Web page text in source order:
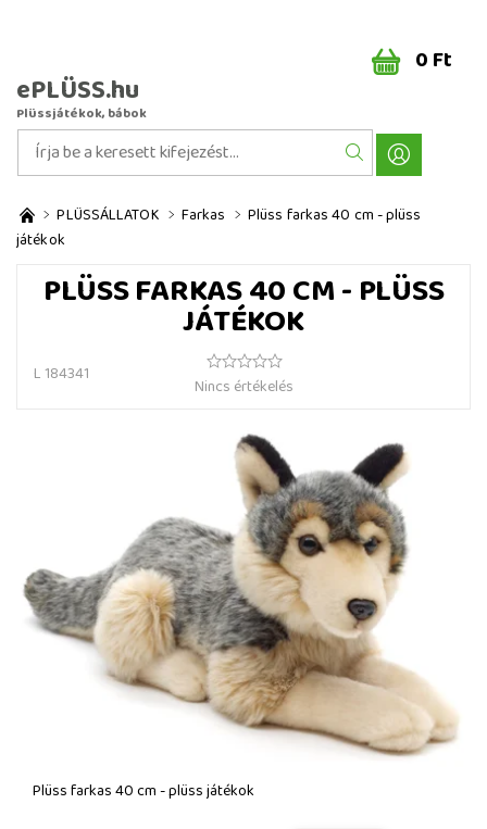
ePLÜSS.hu
Plüssjátékok, bábok
0 Ft
PLÜSSÁLLATOK Farkas
Plüss farkas 40 cm - plüss
játékok
PLÜSS FARKAS 40 CM - PLÜSS
JÁTÉKOK
L 184341
Nincs értékelés
Plüss farkas 40 cm - plüss játékok